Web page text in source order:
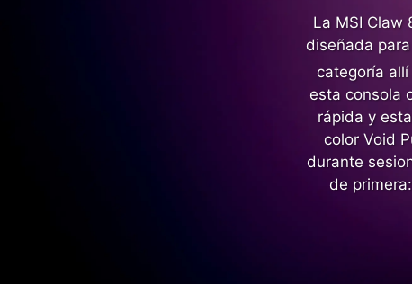
La MSI Claw
diseñada
categoría
esta consola
rápida y
color Void
durante
de